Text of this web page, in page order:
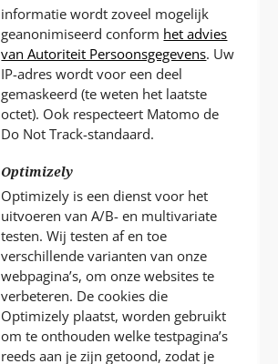
informatie wordt zoveel mogelijk
geanonimiseerd conform het advies
van Autoriteit Persoonsgegevens. Uw
IP-adres wordt voor een deel
gemaskeerd (te weten het laatste
octet). Ook respecteert Matomo de
Do Not Track-standaard.
Optimizely
Optimizely is een dienst voor het
uitvoeren van A/B- en multivariate
testen. Wij testen af en toe
verschillende varianten van onze
webpagina’s, om onze websites te
verbeteren. De cookies die
Optimizely plaatst, worden gebruikt
om te onthouden welke testpagina’s
reeds aan je zijn getoond, zodat je